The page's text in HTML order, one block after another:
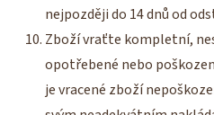
nejpozději do 14 dnů od
Zboží vraťte kompletní,
opotřebené nebo
je vracené zboží